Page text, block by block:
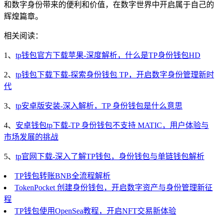
和数字身份带来的便利和价值，在数字世界中开启属于自己的
辉煌篇章。
相关阅读：
1、 tp钱包官方下载苹果-深度解析，什么是TP身份钱包HD
2、 tp钱包下载下载-探索身份钱包 TP，开启数字身份管理新时
代
3、 tp安卓版安装-深入解析，TP 身份钱包是什么意思
4、 安卓钱包tp下载-TP 身份钱包不支持 MATIC，用户体验与
市场发展的挑战
5、 tp官网下载-深入了解TP钱包，身份钱包与单链钱包解析
TP钱包转账BNB全流程解析
TokenPocket 创建身份钱包，开启数字资产与身份管理新征
程
TP钱包使用OpenSea教程，开启NFT交易新体验